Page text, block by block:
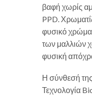
βαφή χωρίς
PPD.
φυσικό χρώμα
των μαλλιών
φυσική
Η σύνθεσή
Τεχνολογία